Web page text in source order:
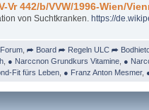
Vr 442/b/VVW/1996-Wien/
von Suchtkranken. https://
, ➦ Board ➦ Regeln ULC ➦
, ● Narccnon Grundkurs Vitamine, ●
Fit fürs Leben, ● Franz Anton Mesmer,